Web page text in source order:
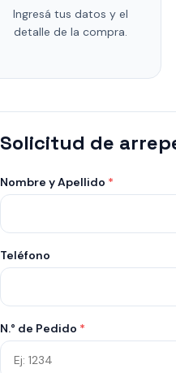
Ingresá tus datos y el
detalle de la compra.
Solicitud de
Nombre y Apellido *
Teléfono
N.° de Pedido *